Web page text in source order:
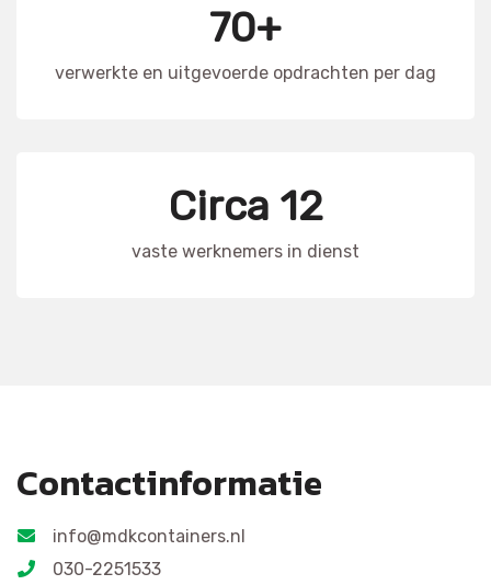
70+
verwerkte en uitgevoerde opdrachten per dag
Circa 12
vaste werknemers in dienst
Contactinformatie
info@mdkcontainers.nl
030-2251533